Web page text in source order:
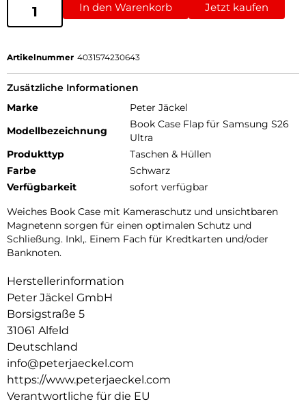
In den Warenkorb Jetzt kaufen
Artikelnummer 4031574230643
Zusätzliche Informationen
Marke
Peter Jäckel
Modellbezeichnung
Book Case Flap für Samsung S26
Ultra
Produkttyp
Taschen & Hüllen
Farbe
Schwarz
Verfügbarkeit
sofort verfügbar
Weiches Book Case mit Kameraschutz und unsichtbaren
Magnetenn sorgen für einen optimalen Schutz und
Schließung. Inkl,. Einem Fach für Kredtkarten und/oder
Banknoten.
Herstellerinformation
Peter Jäckel GmbH
Borsigstraße 5
31061 Alfeld
Deutschland
info@peterjaeckel.com
https://www.peterjaeckel.com
Verantwortliche für die EU